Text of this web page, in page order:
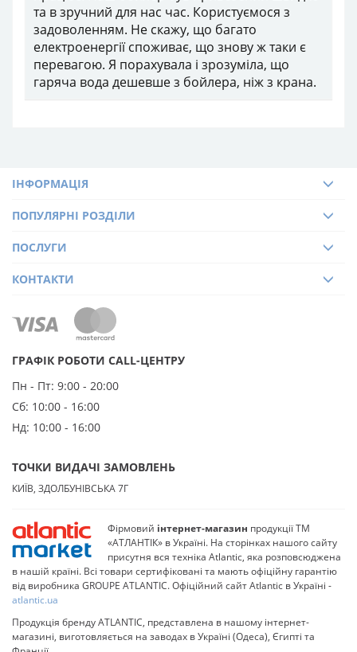
Фірмовийінтернет-магазин
присутня вся техніка Atlantic, яка розповсюджена в
нашій країні. Всі товари сертифіковані та мають офіційну гарантію від
atlantic.ua
виготовляється на заводах в Україні (Одеса), Єгипті та Франції.
ІНФОРМАЦІЯ
ПОПУЛЯРНІ РОЗДІЛИ
ПОСЛУГИ
ГРАФІК РОБОТИ CALL-ЦЕНТРУ
Пн - Пт:9:00 - 20:00
КИЇВ, ЗДОЛБУНІВСЬКА 7Г